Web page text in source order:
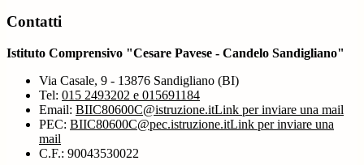
Contatti
Istituto Comprensivo "Cesare Pavese - Candelo Sandigliano"
Via Casale, 9 - 13876 Sandigliano (BI)
Tel: 015 2493202 e 015691184
Email: BIIC80600C@istruzione.itLink per inviare una mail
PEC: BIIC80600C@pec.istruzione.itLink per inviare una
mail
C.F.: 90043530022